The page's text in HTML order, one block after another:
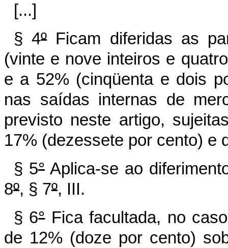
[...]
§ 4ºFicam diferidas as
(vinte e nove inteiros e
e a 52% (cinqüenta e dois
nas saídas internas de
previsto neste artigo,
17% (dezessete por cento) e
§ 5°Aplica-se ao
8º, § 7º, III.
§ 6°Fica facultada, no
de 12% (doze por cento)